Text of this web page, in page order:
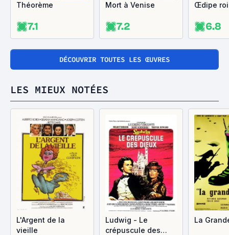
Théorème
7.1
Mort à Venise
7.2
Œdipe roi
6.8
DÉCOUVRIR TOUTES LES ŒUVRES
LES MIEUX NOTÉES
L'Argent de la
vieille
Ludwig - Le
crépuscule des
La